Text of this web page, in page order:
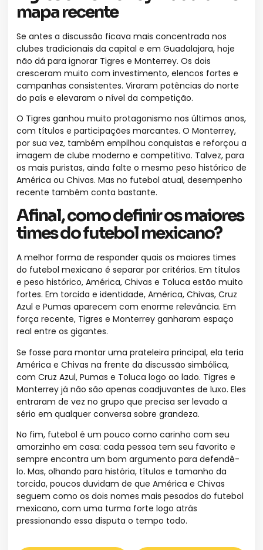
mapa recente
Se antes a discussão ficava mais concentrada nos
clubes tradicionais da capital e em Guadalajara, hoje
não dá para ignorar Tigres e Monterrey. Os dois
cresceram muito com investimento, elencos fortes e
campanhas consistentes. Viraram potências do norte
do país e elevaram o nível da competição.
O Tigres ganhou muito protagonismo nos últimos anos,
com títulos e participações marcantes. O Monterrey,
por sua vez, também empilhou conquistas e reforçou a
imagem de clube moderno e competitivo. Talvez, para
os mais puristas, ainda falte o mesmo peso histórico de
América ou Chivas. Mas no futebol atual, desempenho
recente também conta bastante.
Afinal, como definir os maiores
times do futebol mexicano?
A melhor forma de responder quais os maiores times
do futebol mexicano é separar por critérios. Em títulos
e peso histórico, América, Chivas e Toluca estão muito
fortes. Em torcida e identidade, América, Chivas, Cruz
Azul e Pumas aparecem com enorme relevância. Em
força recente, Tigres e Monterrey ganharam espaço
real entre os gigantes.
Se fosse para montar uma prateleira principal, ela teria
América e Chivas na frente da discussão simbólica,
com Cruz Azul, Pumas e Toluca logo ao lado. Tigres e
Monterrey já não são apenas coadjuvantes de luxo. Eles
entraram de vez no grupo que precisa ser levado a
sério em qualquer conversa sobre grandeza.
No fim, futebol é um pouco como carinho com seu
amorzinho em casa: cada pessoa tem seu favorito e
sempre encontra um bom argumento para defendê-
lo. Mas, olhando para história, títulos e tamanho da
torcida, poucos duvidam de que América e Chivas
seguem como os dois nomes mais pesados do futebol
mexicano, com uma turma forte logo atrás
pressionando essa disputa o tempo todo.